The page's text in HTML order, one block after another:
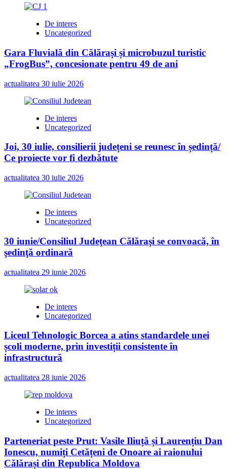
De interes
Uncategorized
Gara Fluvială din Călărași și microbuzul turistic
„FrogBus”, concesionate pentru 49 de ani
actualitatea 30 iulie 2026
De interes
Uncategorized
Joi, 30 iulie, consilierii județeni se reunesc în ședință/
Ce proiecte vor fi dezbătute
actualitatea 30 iulie 2026
De interes
Uncategorized
30 iunie/Consiliul Judeţean Călăraşi se convoacă, în
şedinţă ordinară
actualitatea 29 iunie 2026
De interes
Uncategorized
Liceul Tehnologic Borcea a atins standardele unei
școli moderne, prin investiții consistente în
infrastructură
actualitatea 28 iunie 2026
De interes
Uncategorized
Parteneriat peste Prut: Vasile Iliuță și Laurențiu Dan
Ionescu, numiți Cetățeni de Onoare ai raionului
Călărași din Republica Moldova